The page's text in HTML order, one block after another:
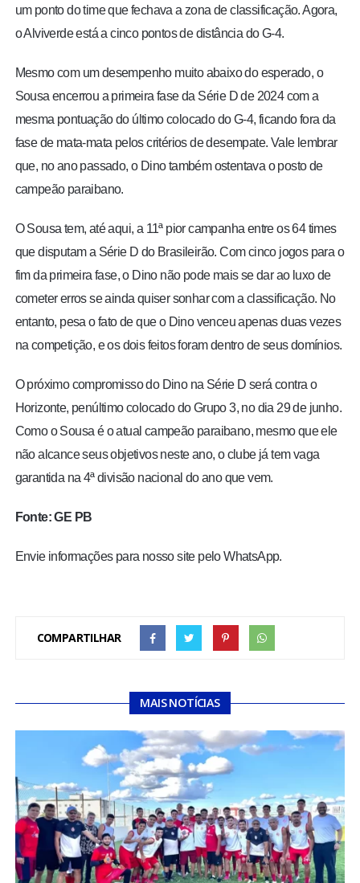
um ponto do time que fechava a zona de classificação. Agora,
o Alviverde está a cinco pontos de distância do G-4.
Mesmo com um desempenho muito abaixo do esperado, o
Sousa encerrou a primeira fase da Série D de 2024 com a
mesma pontuação do último colocado do G-4, ficando fora da
fase de mata-mata pelos critérios de desempate. Vale lembrar
que, no ano passado, o Dino também ostentava o posto de
campeão paraibano.
O Sousa tem, até aqui, a 11ª pior campanha entre os 64 times
que disputam a Série D do Brasileirão. Com cinco jogos para o
fim da primeira fase, o Dino não pode mais se dar ao luxo de
cometer erros se ainda quiser sonhar com a classificação. No
entanto, pesa o fato de que o Dino venceu apenas duas vezes
na competição, e os dois feitos foram dentro de seus domínios.
O próximo compromisso do Dino na Série D será contra o
Horizonte, penúltimo colocado do Grupo 3, no dia 29 de junho.
Como o Sousa é o atual campeão paraibano, mesmo que ele
não alcance seus objetivos neste ano, o clube já tem vaga
garantida na 4ª divisão nacional do ano que vem.
Fonte: GE PB
Envie informações para nosso site pelo WhatsApp.
COMPARTILHAR
MAIS NOTÍCIAS